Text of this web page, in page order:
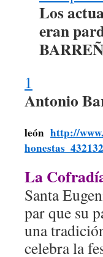
Los
eran
1
Antonio
león http://
La
Santa
par que su
una
celebra la